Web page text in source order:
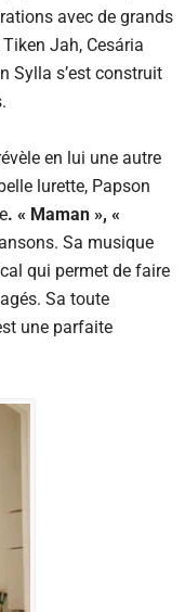
avec de grands
Jah, Cesária
Sylla s’est construit
en lui une autre
lurette, Papson
. « Maman », «
Sa musique
qui permet de faire
Sa toute
une parfaite